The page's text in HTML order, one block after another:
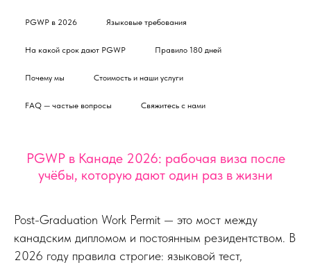
PGWP в 2026 Языковые требования
На какой срок дают PGWP Правило 180 дней
Почему мы Стоимость и наши услуги
FAQ — частые вопросы Свяжитесь с нами
PGWP в Канаде 2026: рабочая виза после
учёбы, которую дают один раз в жизни
Post-Graduation Work Permit — это мост между
канадским дипломом и постоянным резидентством. В
2026 году правила строгие: языковой тест,